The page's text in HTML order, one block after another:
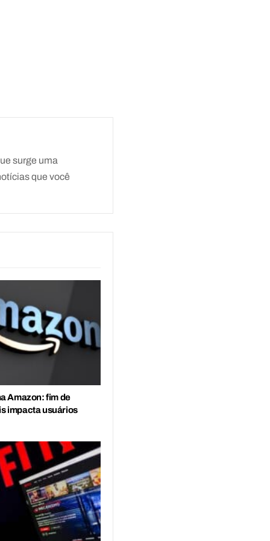
surge uma
que você
Amazon: fim de
impacta usuários